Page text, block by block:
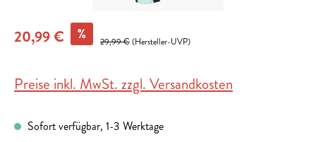
20,99 € % 29,99 €(Hersteller-UVP)
Preise inkl. MwSt. zzgl. Versandkosten
Sofort verfügbar, 1-3 Werktage